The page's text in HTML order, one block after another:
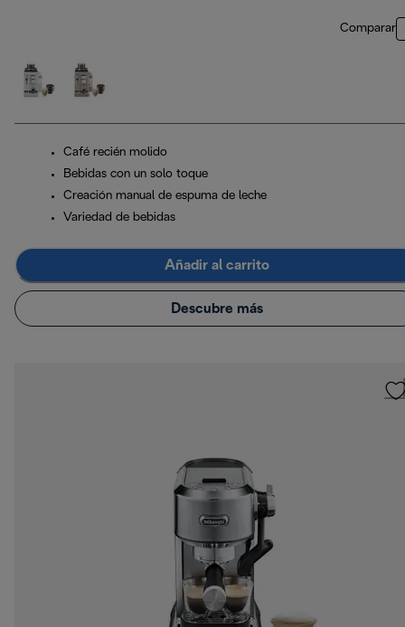
Comparar
Café recién molido
Bebidas con un solo toque
Creación manual de espuma de leche
Variedad de bebidas
Añadir al carrito
Descubre más